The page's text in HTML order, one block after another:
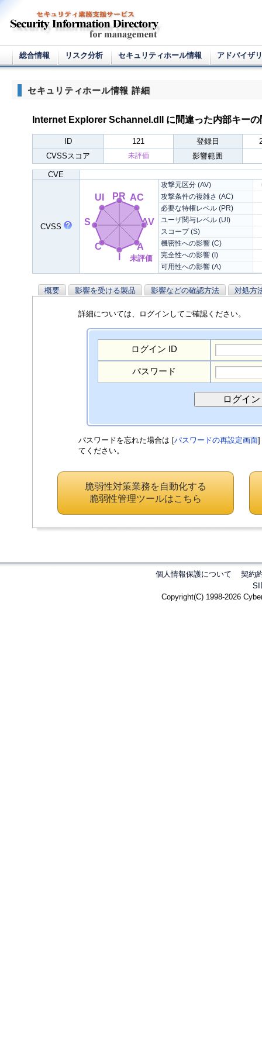
総合情報 リスク分析 セキュリティホール情報 アドバイザ
セキュリティホール情報 詳細
Internet Explorer Schannel.dll に間違った内部キーの
ID 121 登録日
CVSSスコア
未評価 影響範囲
CVE
CVSS
未評価
PR
UI
S
C A
AV
AC
攻撃元区分 (AV)
攻撃条件の複雑さ (AC)
必要な特権レベル (PR)
ユーザ関与レベル (UI)
スコープ (S)
機密性への影響 (C)
完全性への影響 (I)
可用性への影響 (A)
概要 影響を受ける製品 影響などの確認方法 対処方
詳細については、ログインしてご確認ください。
ログイン ID
パスワード
パスワードを忘れた場合は [パスワードの再設定画面]
てください。
脆弱性対策業務を自動化する
脆弱性管理ツールはこちら
個人情報保護について
契約
Copyright(C) 1998-2026